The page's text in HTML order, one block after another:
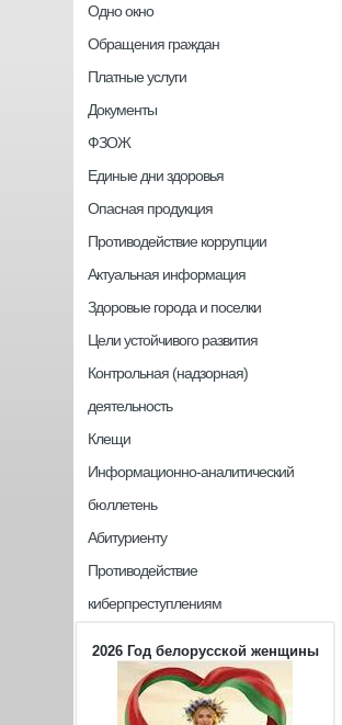
Одно окно
Обращения граждан
Платные услуги
Документы
ФЗОЖ
Единые дни здоровья
Опасная продукция
Противодействие коррупции
Актуальная информация
Здоровые города и поселки
Цели устойчивого развития
Контрольная (надзорная)
деятельность
Клещи
Информационно-аналитический
бюллетень
Абитуриенту
Противодействие
киберпреступлениям
2026 Год белорусской женщины